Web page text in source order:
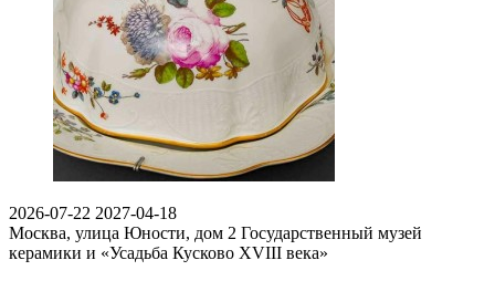
2026-07-22 2027-04-18
Москва, улица Юности, дом 2 Государственный музей
керамики и «Усадьба Кусково XVIII века»